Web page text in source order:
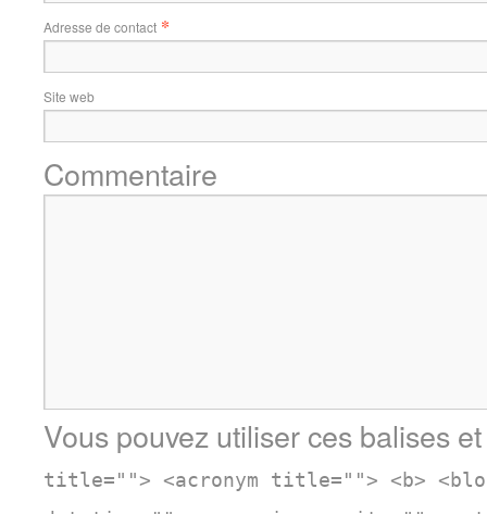
Adresse de contact *
Site web
Commentaire
Vous pouvez utiliser ces balises
title=""> <acronym title=""> <b>